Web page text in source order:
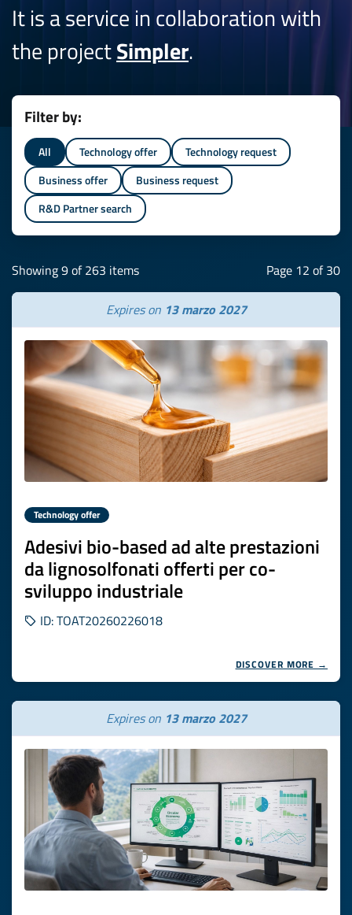
It is a service in collaboration with
the projectSimpler.
Filter by:
All Technology offer
Technology request
Business offer
Business request
R&D Partner search
Showing 9 of 263 items Page 12 of 30
Expires on 13 marzo 2027
Technology offer
Adesivi bio-based ad alte prestazioni
da lignosolfonati offerti per co-
sviluppo industriale
ID: TOAT20260226018
DISCOVER MORE →
Expires on 13 marzo 2027